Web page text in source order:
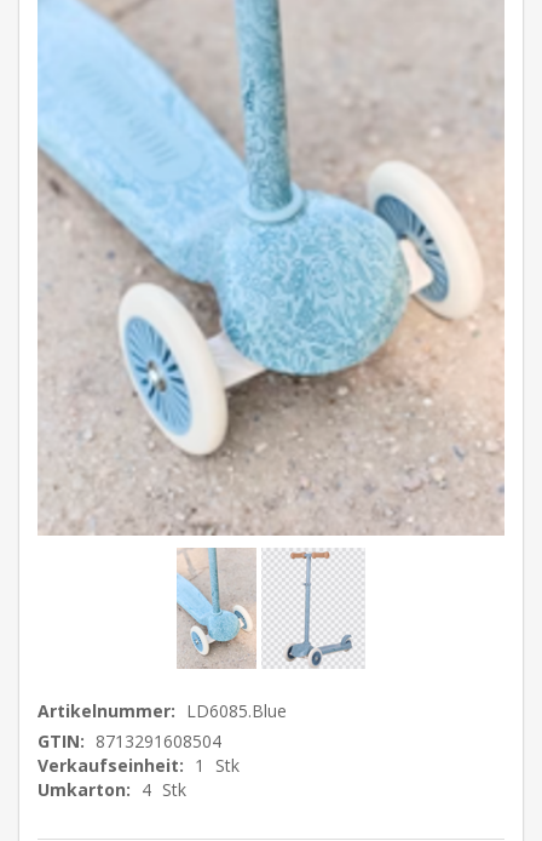
Artikelnummer: LD6085.Blue
GTIN: 8713291608504
Verkaufseinheit: 1
Stk
Umkarton: 4 Stk